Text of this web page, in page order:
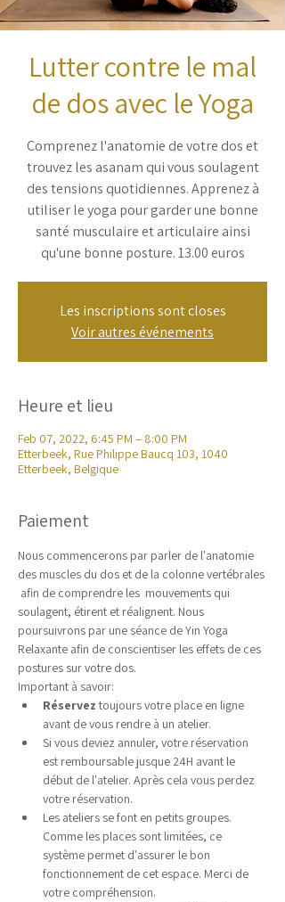
Lutter contre le mal
de dos avec le Yoga
Comprenez l'anatomie de votre dos et
trouvez les asanam qui vous soulagent
des tensions quotidiennes. Apprenez à
utiliser le yoga pour garder une bonne
santé musculaire et articulaire ainsi
qu'une bonne posture. 13.00 euros
Les inscriptions sont closes
Voir autres événements
Heure et lieu
Feb 07, 2022, 6:45 PM – 8:00 PM
Etterbeek, Rue Philippe Baucq 103, 1040
Etterbeek, Belgique
Paiement
Nous commencerons par parler de l'anatomie
des muscles du dos et de la colonne vertébrales
afin de comprendre les  mouvements qui
soulagent, étirent et réalignent. Nous
poursuivrons par une séance de Yin Yoga
Relaxante afin de conscientiser les effets de ces
postures sur votre dos.
Important à savoir:
​Réservez toujours votre place en ligne
avant de vous rendre à un atelier.
Si vous deviez annuler, votre réservation
est remboursable jusque 24H avant le
début de l'atelier. Après cela vous perdez
votre réservation.
Les ateliers se font en petits groupes.
Comme les places sont limitées, ce
système permet d'assurer le bon
fonctionnement de cet espace. Merci de
votre compréhension.